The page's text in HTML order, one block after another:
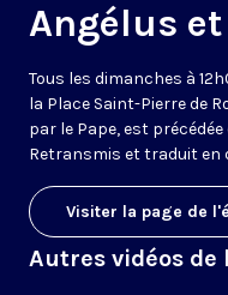
Angélus
Tous les dimanches à
la Place Saint-Pierre de
par le Pape, est
Retransmis et traduit en
Visiter la page de
Autres vidéos de